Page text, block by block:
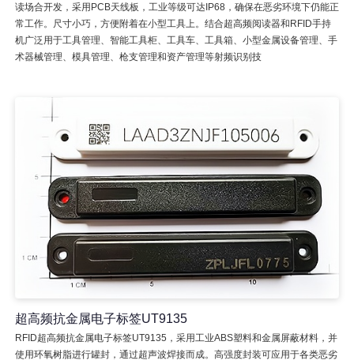
读场合开发，采用PCB天线板，工业等级可达IP68，确保在恶劣环境下仍能正
常工作。尺寸小巧，方便附着在小型工具上。结合超高频阅读器和RFID手持
机广泛用于工具管理、智能工具柜、工具车、工具箱、小型金属设备管理、手
术器械管理、模具管理、枪支管理和资产管理等射频识别技
超高频抗金属电子标签UT9135
RFID超高频抗金属电子标签UT9135，采用工业ABS塑料和金属屏蔽材料，并
使用环氧树脂进行罐封，通过超声波焊接而成。高强度封装可应用于各类恶劣